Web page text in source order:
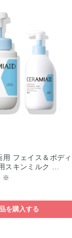
用 フェイス＆ボデ
スキンミルク …
※
を購入する